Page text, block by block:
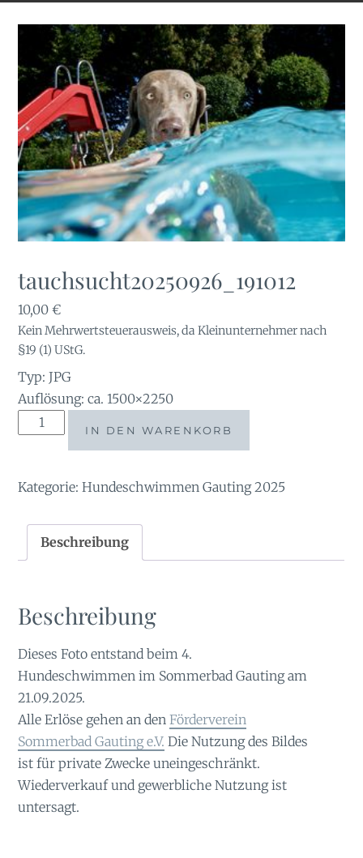
tauchsucht20250926_191012
10,00€
Kein Mehrwertsteuerausweis, da Kleinunternehmer nach
§19 (1) UStG.
Typ: JPG
Auflösung: ca. 1500×2250
tauchsucht20250926_191012
IN DEN WARENKORB
Kategorie:Hundeschwimmen Gauting 2025
Beschreibung
Beschreibung
Dieses Foto entstand beim 4.
Hundeschwimmen im Sommerbad Gauting am
21.09.2025.
Alle Erlöse gehen an denFörderverein
Sommerbad Gauting e.V. Die Nutzung des Bildes
ist für private Zwecke uneingeschränkt.
Wiederverkauf und gewerbliche Nutzung ist
untersagt.